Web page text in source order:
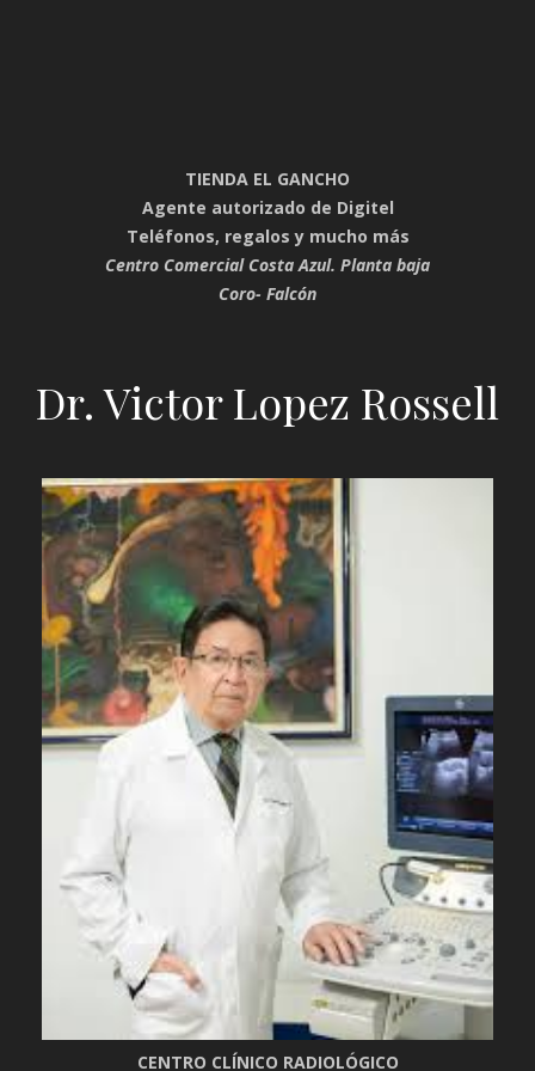
TIENDA EL GANCHO
Agente autorizado de Digitel
Teléfonos, regalos y mucho más
Centro Comercial Costa Azul. Planta baja
Coro- Falcón
Dr. Victor Lopez Rossell
CENTRO CLÍNICO RADIOLÓGICO